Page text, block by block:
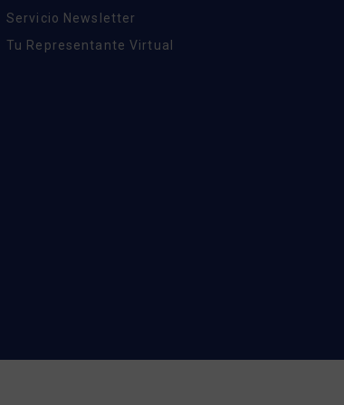
Servicio Newsletter
Tu Representante Virtual